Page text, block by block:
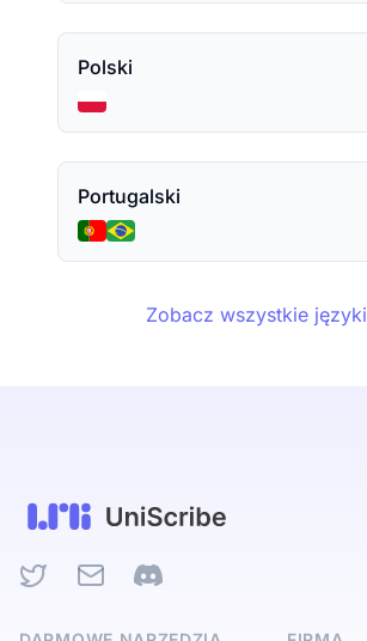
Polski
Portugalski
Zobacz wszystkie języki
TwitterEmail Discord